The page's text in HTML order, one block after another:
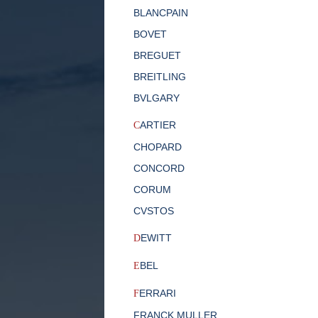
BLANCPAIN
BOVET
BREGUET
BREITLING
BVLGARY
CARTIER
CHOPARD
CONCORD
CORUM
CVSTOS
DEWITT
EBEL
FERRARI
FRANCK MULLER